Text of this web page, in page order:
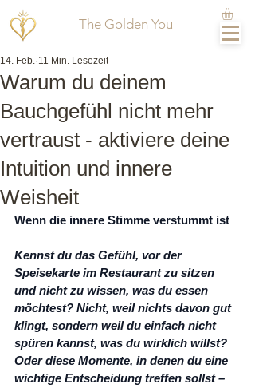
The Golden You
Warum du deinem
Bauchgefühl nicht mehr
vertraust - aktiviere deine
Intuition und innere
Weisheit
14. Feb. 11 Min. Lesezeit
Wenn die innere Stimme verstummt ist
Kennst du das Gefühl, vor der
Speisekarte im Restaurant zu sitzen
und nicht zu wissen, was du essen
möchtest? Nicht, weil nichts davon gut
klingt, sondern weil du einfach nicht
spüren kannst, was du wirklich willst?
Oder diese Momente, in denen du eine
wichtige Entscheidung treffen sollst –